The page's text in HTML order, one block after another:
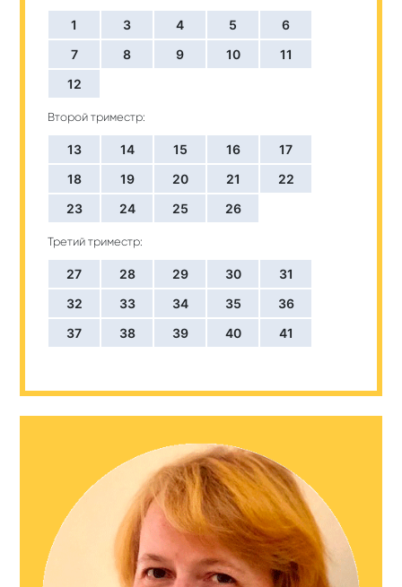
1 3 4 5
6
7
8 9 10
11
12
Второй триместр:
13 14 15 16
17
18
19 20 21
22
23
24 25 26
Третий триместр:
27 28 29 30
31
32
33 34 35
36
37
38 39 40 41